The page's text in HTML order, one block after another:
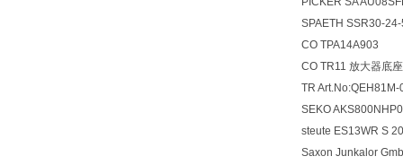
SPAETH SSR30-
CO TPA14A903
CO TR11 放大器底座
TR
SEKO
steute ES13WR S
Saxon Junkalor